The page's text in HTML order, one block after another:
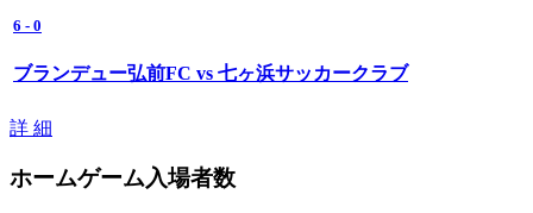
6 - 0
ブランデュー弘前FC vs 七ヶ浜サッカークラブ
詳 細
ホームゲーム入場者数